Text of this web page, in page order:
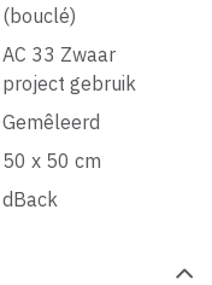
(bouclé)
AC 33 Zwaar
project gebruik
Gemêleerd
50 x 50 cm
dBack